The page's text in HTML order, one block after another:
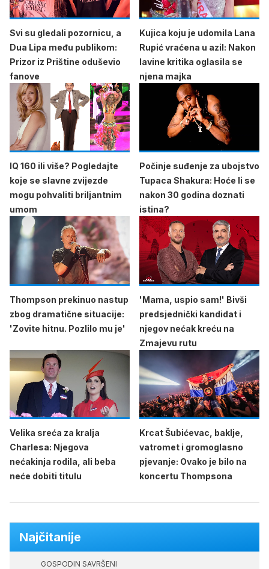
Svi su gledali pozornicu, a
Dua Lipa među publikom:
Prizor iz Prištine oduševio
fanove
Kujica koju je udomila Lana
Rupić vraćena u azil: Nakon
lavine kritika oglasila se
njena majka
IQ 160 ili više? Pogledajte
koje se slavne zvijezde
mogu pohvaliti briljantnim
umom
Počinje suđenje za ubojstvo
Tupaca Shakura: Hoće li se
nakon 30 godina doznati
istina?
Thompson prekinuo nastup
zbog dramatične situacije:
'Zovite hitnu. Pozlilo mu je'
'Mama, uspio sam!' Bivši
predsjednički kandidat i
njegov nećak kreću na
Zmajevu rutu
Velika sreća za kralja
Charlesa: Njegova
nećakinja rodila, ali beba
neće dobiti titulu
Krcat Šubićevac, baklje,
vatromet i gromoglasno
pjevanje: Ovako je bilo na
koncertu Thompsona
Najčitanije
GOSPODIN SAVRŠENI